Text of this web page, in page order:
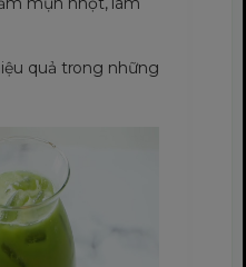
quả trong những